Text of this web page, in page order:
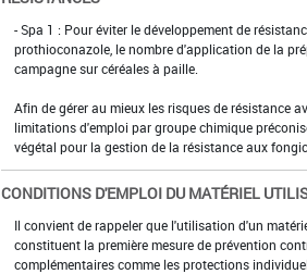
- Spa 1 : Pour éviter le développement de
prothioconazole, le nombre d'application de la
campagne sur céréales à paille.
Afin de gérer au mieux les risques de résistance
limitations d'emploi par groupe chimique
végétal pour la gestion de la résistance aux
CONDITIONS D'EMPLOI DU MATÉRIEL
Il convient de rappeler que l'utilisation d'un
constituent la première mesure de prévention
complémentaires comme les protections